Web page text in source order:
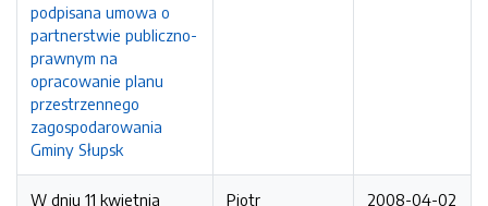
podpisana umowa o
partnerstwie publiczno-
prawnym na
opracowanie planu
przestrzennego
zagospodarowania
Gminy Słupsk
W dniu 11 kwietnia
Piotr
2008-04-02